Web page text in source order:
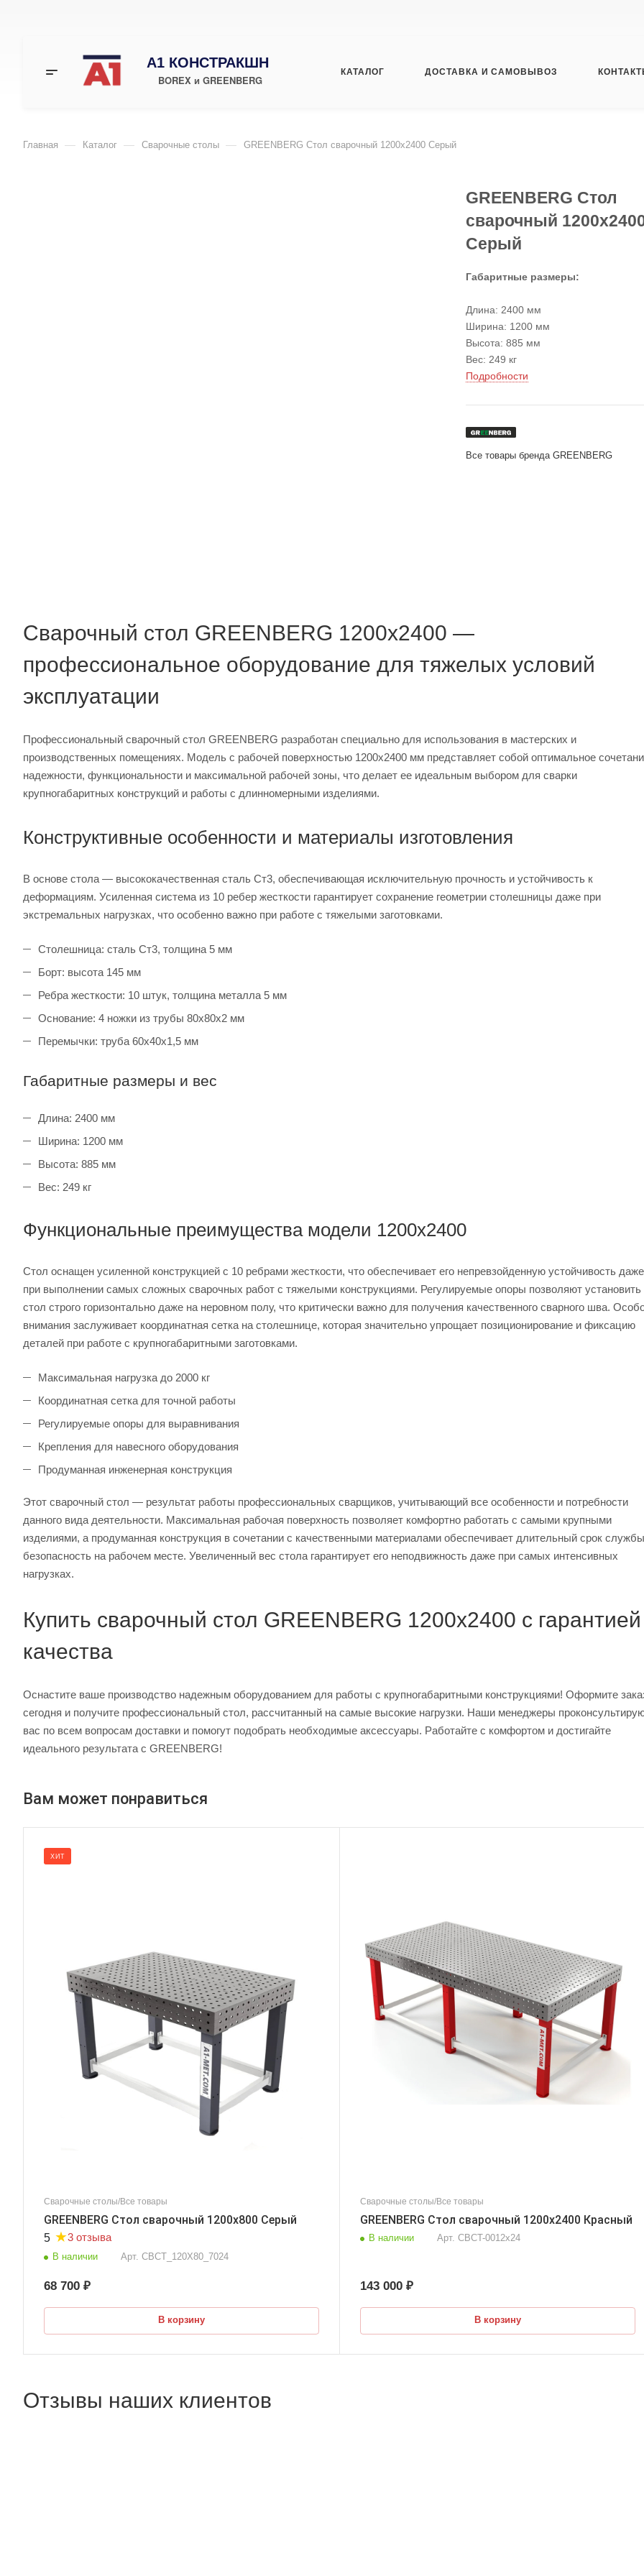
А1 КОНСТРАКШН
BOREX и GREENBERG
КАТАЛОГ ДОСТАВКА И САМОВЫВОЗ
Главная — Каталог — Сварочные столы — GREENBERG Стол сварочный 1200x2400 Серый
GREENBERG Стол
сварочный
Серый
Габаритные размеры:
Длина: 2400 мм
Ширина: 1200 мм
Высота: 885 мм
Вес: 249 кг
Подробности
Все товары бренда GREENBERG
Сварочный стол GREENBERG 1200x2400 —
профессиональное оборудование для тяжелых условий
эксплуатации
Профессиональный сварочный стол GREENBERG разработан специально для использования в мастерских и
производственных помещениях. Модель с рабочей поверхностью 1200x2400 мм представляет собой оптимальное
надежности, функциональности и максимальной рабочей зоны, что делает ее идеальным выбором для сварки
крупногабаритных конструкций и работы с длинномерными изделиями.
Конструктивные особенности и материалы изготовления
В основе стола — высококачественная сталь Ст3, обеспечивающая исключительную прочность и устойчивость к
деформациям. Усиленная система из 10 ребер жесткости гарантирует сохранение геометрии столешницы даже при
экстремальных нагрузках, что особенно важно при работе с тяжелыми заготовками.
Столешница: сталь Ст3, толщина 5 мм
Борт: высота 145 мм
Ребра жесткости: 10 штук, толщина металла 5 мм
Основание: 4 ножки из трубы 80х80х2 мм
Перемычки: труба 60х40х1,5 мм
Габаритные размеры и вес
Длина: 2400 мм
Ширина: 1200 мм
Высота: 885 мм
Вес: 249 кг
Функциональные преимущества модели 1200x2400
Стол оснащен усиленной конструкцией с 10 ребрами жесткости, что обеспечивает его непревзойденную устойчивость даже
при выполнении самых сложных сварочных работ с тяжелыми конструкциями. Регулируемые опоры позволяют установить
стол строго горизонтально даже на неровном полу, что критически важно для получения качественного сварного шва.
внимания заслуживает координатная сетка на столешнице, которая значительно упрощает позиционирование и фиксацию
деталей при работе с крупногабаритными заготовками.
Максимальная нагрузка до 2000 кг
Координатная сетка для точной работы
Регулируемые опоры для выравнивания
Крепления для навесного оборудования
Продуманная инженерная конструкция
Этот сварочный стол — результат работы профессиональных сварщиков, учитывающий все особенности и потребности
данного вида деятельности. Максимальная рабочая поверхность позволяет комфортно работать с самыми крупными
изделиями, а продуманная конструкция в сочетании с качественными материалами обеспечивает длительный срок
безопасность на рабочем месте. Увеличенный вес стола гарантирует его неподвижность даже при самых интенсивных
нагрузках.
Купить сварочный стол GREENBERG 1200x2400 с гарантией
качества
Оснастите ваше производство надежным оборудованием для работы с крупногабаритными конструкциями! Оформите
сегодня и получите профессиональный стол, рассчитанный на самые высокие нагрузки. Наши менеджеры
вас по всем вопросам доставки и помогут подобрать необходимые аксессуары. Работайте с комфортом и достигайте
идеального результата с GREENBERG!
Вам может понравиться
ХИТ
Сварочные столы/Все товары
GREENBERG Стол сварочный 1200x800 Серый
5 ★3 отзыва
В наличии Арт. СВСТ_120Х80_7024
68 700 ₽
В корзину
Сварочные столы/Все товары
GREENBERG Стол сварочный 1200х2400 Красный
В наличии Арт. CBCT-0012х24
143 000 ₽
В корзину
Отзывы наших клиентов